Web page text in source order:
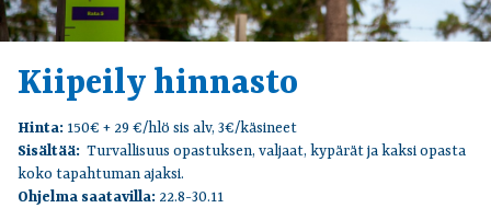
Kiipeily hinnasto
Hinta:150€ + 29 €/hlö sis alv, 3€/käsineet
Sisältää:Turvallisuus opastuksen, valjaat, kypärät ja kaksi opasta
koko tapahtuman ajaksi.
Ohjelma saatavilla:22.8-30.11